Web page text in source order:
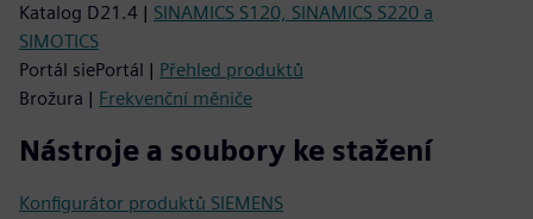
Katalog D21.4 | SINAMICS S120, SINAMICS S220 a
SIMOTICS
Portál siePortál | Přehled produktů
Brožura | Frekvenční měniče
Nástroje a soubory ke stažení
Konfigurátor produktů SIEMENS